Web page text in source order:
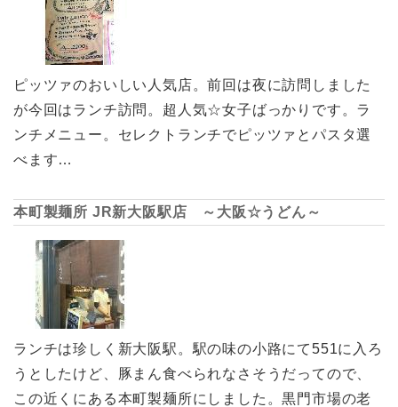
ピッツァのおいしい人気店。前回は夜に訪問しました
が今回はランチ訪問。超人気☆女子ばっかりです。ラ
ンチメニュー。セレクトランチでピッツァとパスタ選
べます…
本町製麺所 JR新大阪駅店 ～大阪☆うどん～
ランチは珍しく新大阪駅。駅の味の小路にて551に入ろ
うとしたけど、豚まん食べられなさそうだってので、
この近くにある本町製麺所にしました。黒門市場の老